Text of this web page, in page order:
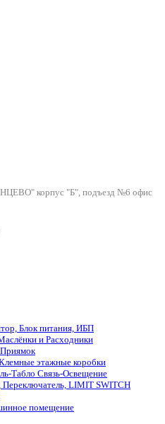
корпус "Б", подъезд №6 офис
Блок питания, ИБП
и Расходники
этажные коробки
Табло Связь-Освещение
LIMIT SWITCH
помещение